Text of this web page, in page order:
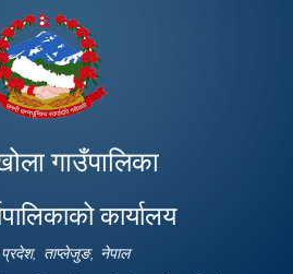
गाउँपालिका
कार्यालय
प्रदेश, ताप्लेजुङ, नेपाल